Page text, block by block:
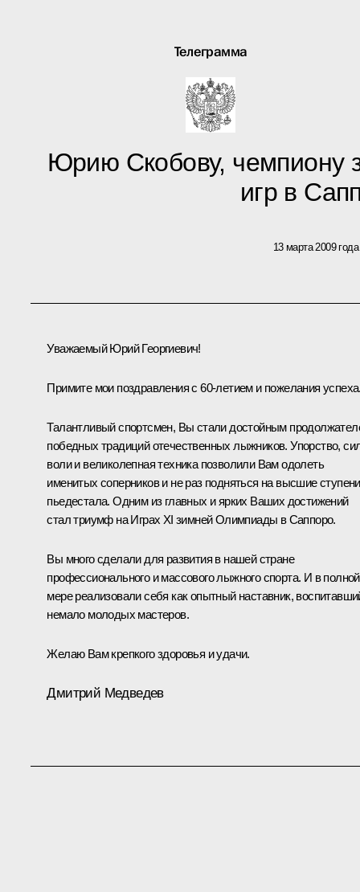
Телеграмма
Юрию Скобову, чемпиону
игр в
13 марта 2009 года
Уважаемый Юрий Георгиевич!
Примите мои поздравления с 60-летием и пожелания
Талантливый спортсмен, Вы стали достойным
победных традиций отечественных лыжников. Упорство,
воли и великолепная техника позволили Вам одолеть
именитых соперников и не раз подняться на высшие ступени
пьедестала. Одним из главных и ярких Ваших достижений
стал триумф на Играх XI зимней Олимпиады в Саппоро.
Вы много сделали для развития в нашей стране
профессионального и массового лыжного спорта. И в полной
мере реализовали себя как опытный наставник,
немало молодых мастеров.
Желаю Вам крепкого здоровья и удачи.
Дмитрий Медведев